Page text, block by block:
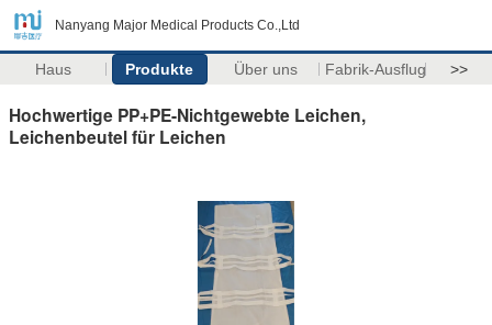
Nanyang Major Medical Products Co.,Ltd
Haus Produkte Über uns Fabrik-Ausflug >>
Hochwertige PP+PE-Nichtgewebte Leichen,
Leichenbeutel für Leichen